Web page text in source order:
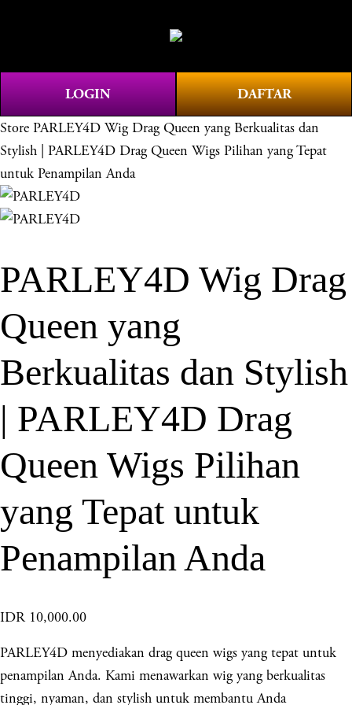
e
n
u
LOGIN DAFTAR
Store PARLEY4D Wig Drag Queen yang Berkualitas dan
Stylish | PARLEY4D Drag Queen Wigs Pilihan yang Tepat
untuk Penampilan Anda
PARLEY4D Wig Drag
Queen yang
Berkualitas dan Stylish
| PARLEY4D Drag
Queen Wigs Pilihan
yang Tepat untuk
Penampilan Anda
IDR 10,000.00
PARLEY4D menyediakan drag queen wigs yang tepat untuk
penampilan Anda. Kami menawarkan wig yang berkualitas
tinggi, nyaman, dan stylish untuk membantu Anda